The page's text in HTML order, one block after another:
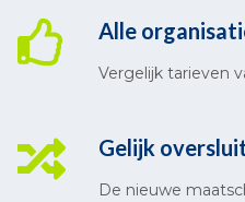
Alle
Vergelijk tarieven
Gelijk
De nieuwe